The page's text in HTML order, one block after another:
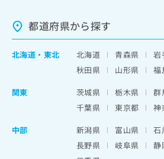
都道府県から探す
北海道 ・ 東北 北海道 青森県 岩
秋田県
山形県
福
関東
茨城県 栃木県 群
千葉県
東京都 神
中部
新潟県 富山県 石
長野県
岐阜県 静